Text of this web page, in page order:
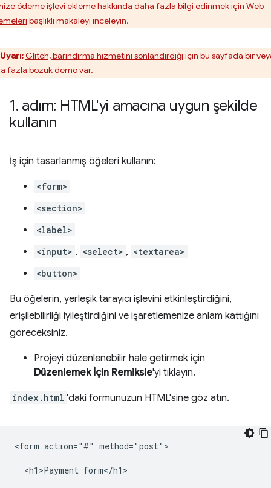
ödeme işlevi ekleme hakkında daha fazla bilgi edinmek için Web
başlıklı makaleyi inceleyin.
Uyarı:Glitch, barındırma hizmetini sonlandırdığı için bu sayfada bir
fazla bozuk demo var.
1. adım: HTML'yi amacına uygun şekilde
kullanın
İş için tasarlanmış öğeleri kullanın:
<form>
<section>
<label>
<input> , <select> , <textarea>
<button>
Bu öğelerin, yerleşik tarayıcı işlevini etkinleştirdiğini,
erişilebilirliği iyileştirdiğini ve işaretlemenize anlam kattığını
göreceksiniz.
Projeyi düzenlenebilir hale getirmek için
Düzenlemek İçin Remiksle'yi tıklayın.
index.html 'daki formunuzun HTML'sine göz atın.
<form action="#" method="post">
  <h1>Payment form</h1>